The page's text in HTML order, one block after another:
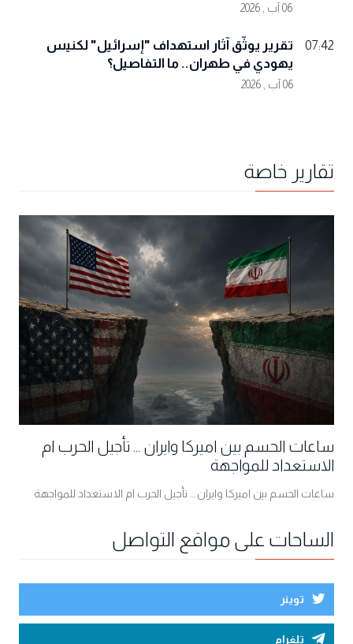
06 آب , 2026
07:42
تقرير يوثّق آثار استهداف "إسرائيل" لكنيس
يهودي في طهران.. ما التفاصيل؟
06 آب , 2026
تقارير خاصة
ساعات الحسم بين اميركا وايران ... تأجيل الحرب ام
الاستعداد للمواجهة
ساعات الحسم بين اميركا وايران ... تأجيل الحرب ام الاستعداد للمواجهة
الساحات على مواقع التواصل
توينر
تلغرام